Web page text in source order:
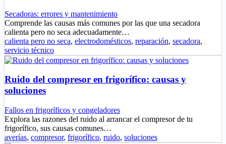
Secadoras: errores y mantenimiento
Comprende las causas más comunes por las que una secadora
calienta pero no seca adecuadamente…
calienta pero no seca, electrodomésticos, reparación, secadora,
servicio técnico
Ruido del compresor en frigorífico: causas y
soluciones
Fallos en frigoríficos y congeladores
Explora las razones del ruido al arrancar el compresor de tu
frigorífico, sus causas comunes…
averías, compresor, frigorífico, ruido, soluciones